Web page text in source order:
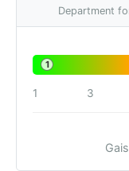
Department
1
1 3